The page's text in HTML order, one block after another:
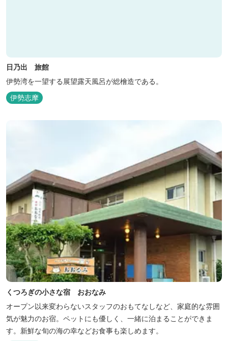
日乃出 旅館
伊勢湾を一望する展望露天風呂が総檜造である。
伊勢志摩
くつろぎの小さな宿 おおなみ
オープン以来変わらないスタッフのおもてなしなど、家庭的な雰囲
気が魅力のお宿。ペットにも優しく、一緒に泊まることができま
す。新鮮な旬の海の幸などお食事も楽しめます。